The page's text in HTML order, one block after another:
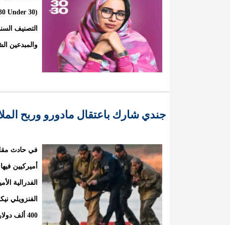
التصنيف
والمبدعين
جندي شارك باعتقال مادورو وربح
في حادث
أميركيين
الفدرالية
الفنزويلي
400 ألف دولار من رهانا